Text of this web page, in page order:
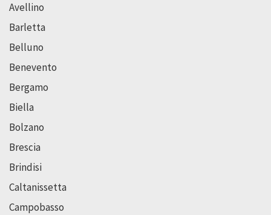
Avellino
Barletta
Belluno
Benevento
Bergamo
Biella
Bolzano
Brescia
Brindisi
Caltanissetta
Campobasso